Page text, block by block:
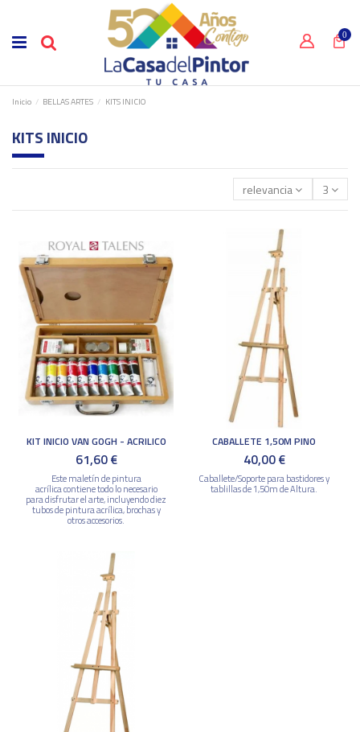
0
Inicio BELLAS ARTES KITS INICIO
KITS INICIO
relevancia 3
KIT INICIO VAN GOGH - ACRILICO
61,60 €
Este maletín de pintura
acrílica contiene todo lo necesario
para disfrutar el arte, incluyendo diez
tubos de pintura acrílica, brochas y
otros accesorios.
CABALLETE 1,50M PINO
40,00 €
Caballete/Soporte para bastidores y
tablillas de 1,50m de Altura.